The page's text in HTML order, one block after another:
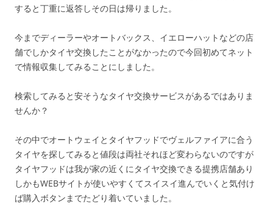
すると丁重に返答しその日は帰りました。
今までディーラーやオートバックス、イエローハットなどの店
舗でしかタイヤ交換したことがなかったので今回初めてネット
で情報収集してみることにしました。
検索してみると安そうなタイヤ交換サービスがあるではありま
せんか？
その中でオートウェイとタイヤフッドでヴェルファイアに合う
タイヤを探してみると値段は両社それほど変わらないのですが
タイヤフッドは我が家の近くにタイヤ交換できる提携店舗あり
しかもWEBサイトが使いやすくてスイスイ進んでいくと気付け
ば購入ボタンまでたどり着いていました。